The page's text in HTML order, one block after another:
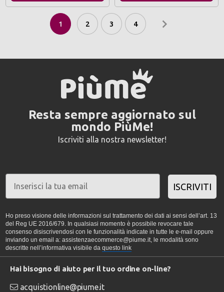
1 2 3 4
Resta sempre aggiornato sul
mondo PiùMe!
Iscriviti alla nostra newsletter!
ISCRIVITI
Ho preso visione delle informazioni sul trattamento dei dati ai sensi dell’art. 13
del Reg UE 2016/679. In qualsiasi momento è possibile revocare tale
consenso disiscrivendosi con le funzionalità indicate in tutte le e-mail oppure
inviando un email a: assistenzaecommerce@piume.it, le modalità sono
descritte nell’informativa visibile da questo link
Hai bisogno di aiuto per il tuo ordine on-line?
acquistionline@piume.it